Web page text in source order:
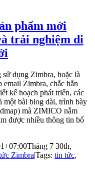
phẩm mới
trải nghiệm di
dụng Zimbra, hoặc là
email Zimbra, chắc hẳn
kế hoạch phát triển, các
một bài blog dài, trình bày
mà ZIMICO nắm
được nhiều thông tin bổ
Tháng 7 30th,
Zimbra|Tags: tin tức,